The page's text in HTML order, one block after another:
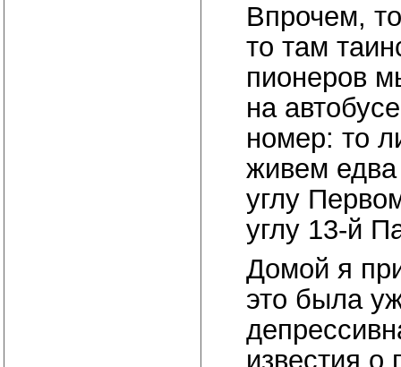
Впрочем,
то там
пионеров
на
номер: то
живем
углу
углу 13-й
Домой я
это была
известия о